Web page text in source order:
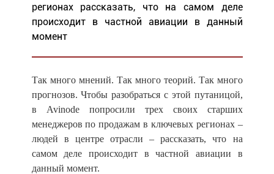
регионах рассказать, что на самом деле
происходит в частной авиации в данный
момент
Так много мнений. Так много теорий. Так много
прогнозов. Чтобы разобраться с этой путаницой,
в Avinodeпопросили трех своих старших
менеджеров по продажам в ключевых регионах –
людей в центре отрасли – рассказать, что на
самом деле происходит в частной авиации в
данный момент.